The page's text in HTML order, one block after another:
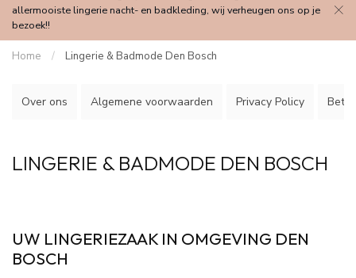
allermooiste lingerie nacht- en badkleding, wij verheugen ons op je
bezoek!!
Home / Lingerie & Badmode Den Bosch
Over ons Algemene voorwaarden Privacy Policy
LINGERIE & BADMODE DEN BOSCH
UW LINGERIEZAAK IN OMGEVING DEN
BOSCH